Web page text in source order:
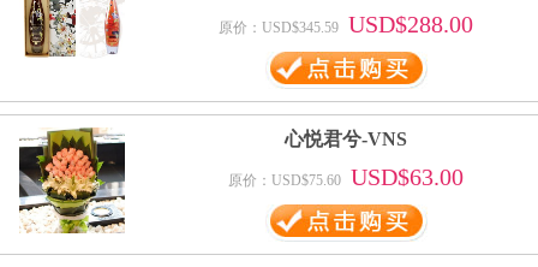
原价：USD$345.59 USD$288.00
心悦君兮-VNS
原价：USD$75.60 USD$63.00